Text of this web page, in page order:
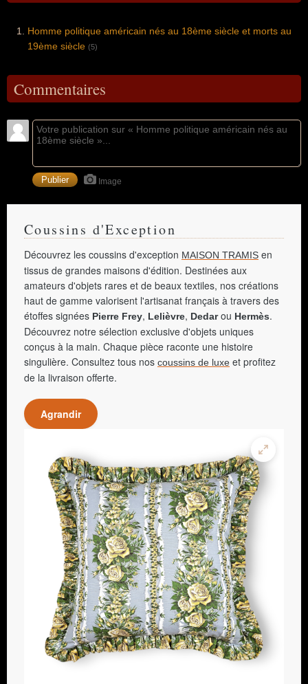
Homme politique américain nés au 18ème siècle et morts au
19ème siècle (5)
Commentaires
Image
Coussins d'Exception
Découvrez les coussins d'exception MAISON TRAMIS en
tissus de grandes maisons d'édition. Destinées aux
amateurs d'objets rares et de beaux textiles, nos créations
haut de gamme valorisent l'artisanat français à travers des
étoffes signées Pierre Frey, Lelièvre, Dedarou Hermès.
Découvrez notre sélection exclusive d'objets uniques
conçus à la main. Chaque pièce raconte une histoire
singulière. Consultez tous nos coussins de luxe et profitez
de la livraison offerte.
Agrandir